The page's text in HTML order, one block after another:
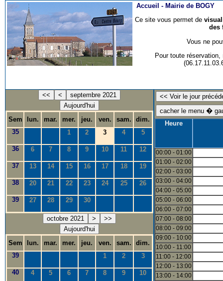
Accueil - Mairie de BOGY
Ce site vous permet de
des
Vous ne
Pour toute
<< <
septembre 2021
Aujourd'hui
Sem
lun. mar. mer. jeu. ven. sam.
dim.
35
1 2 3 4 5
36 6 7 8 9 10 11 12
37 13 14 15 16 17 18 19
38 20 21 22 23 24 25 26
39 27 28 29 30
octobre 2021 >
>>
Aujourd'hui
Sem
lun. mar. mer. jeu. ven. sam.
dim.
39
1 2 3
40 4 5 6 7 8 9 10
Heure
00:00 - 01:00
01:00 - 02:00
02:00 - 03:00
03:00 - 04:00
04:00 - 05:00
05:00 - 06:00
06:00 - 07:00
07:00 - 08:00
08:00 - 09:00
09:00 - 10:00
10:00 - 11:00
11:00 - 12:00
12:00 - 13:00
13:00 - 14:00